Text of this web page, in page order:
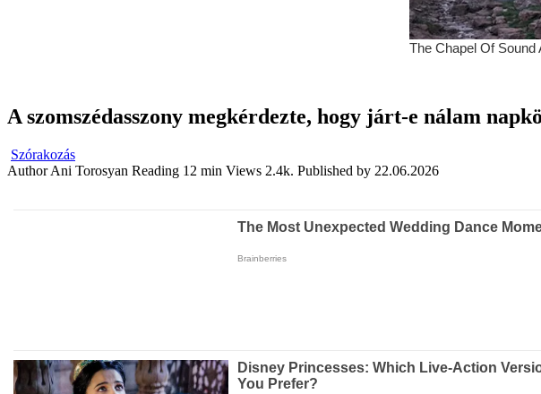
A szomszédasszony megkérdezte, hogy járt-e nálam
Szórakozás
Author Ani Torosyan Reading 12 min Views 2.4k. Published by 22.06.2026